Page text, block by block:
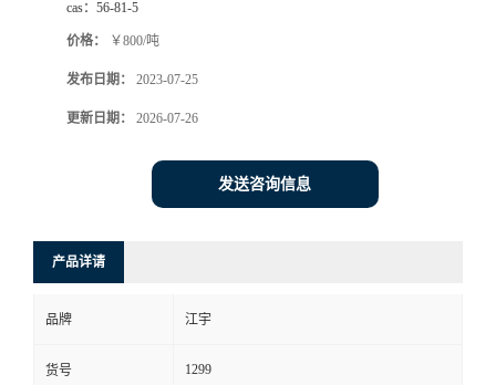
cas： 56-81-5
价格： ￥800/吨
发布日期： 2023-07-25
更新日期： 2026-07-26
发送咨询信息
产品详请
品牌 江宇
货号 1299